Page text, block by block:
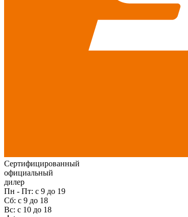
Сертифицированный
официальный
дилер
Пн - Пт: с 9 до 19
Сб: с 9 до 18
Вс: с 10 до 18